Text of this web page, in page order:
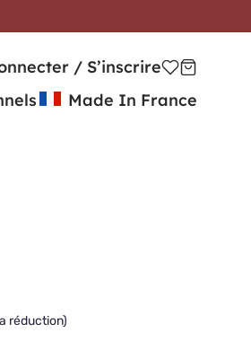
réduction)
/ S’inscrire
Made In France